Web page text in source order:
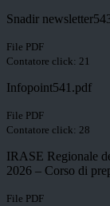
Snadir
File PDF
Contatore click: 21
Infopoint541.pdf
File PDF
Contatore click: 28
IRASE Regionale
2026 – Corso di
File PDF